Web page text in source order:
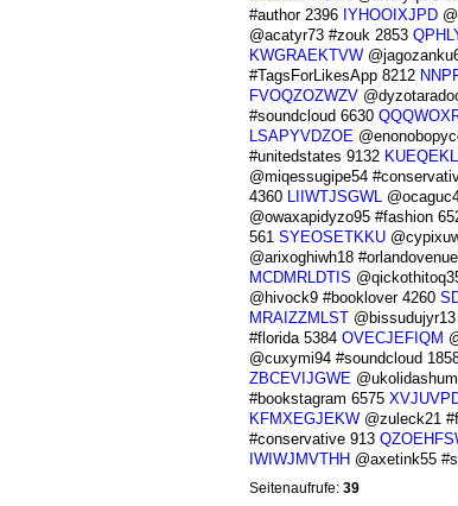
#author 2396 IYHOOIXJPD
@acatyr73 #zouk 2853
KWGRAEKTVW
#TagsForLikesApp 8212
FVOQZOZWZV
#soundcloud 6630
LSAPYVDZOE
#unitedstates 9132
@miqessugipe54
4360 LIIWTJSGWL
@owaxapidyzo95 #fashion
561 SYEOSETKKU
@arixoghiwh18
MCDMRLDTIS
@hivock9 #booklover 4260
MRAIZZMLST@bissudujyr13
#florida 5384 OVECJEFIQM
@cuxymi94 #soundcloud
ZBCEVIJGWE
#bookstagram 6575
KFMXEGJEKW@zuleck21
#conservative 913
IWIWJMVTHH @axetink55
Seitenaufrufe: 39